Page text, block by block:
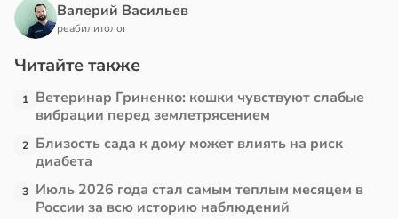
Валерий Васильев
реабилитолог
Читайте также
1 Ветеринар Гриненко: кошки чувствуют слабые
вибрации перед землетрясением
2 Близость сада к дому может влиять на риск
диабета
3 Июль 2026 года стал самым теплым месяцем в
России за всю историю наблюдений